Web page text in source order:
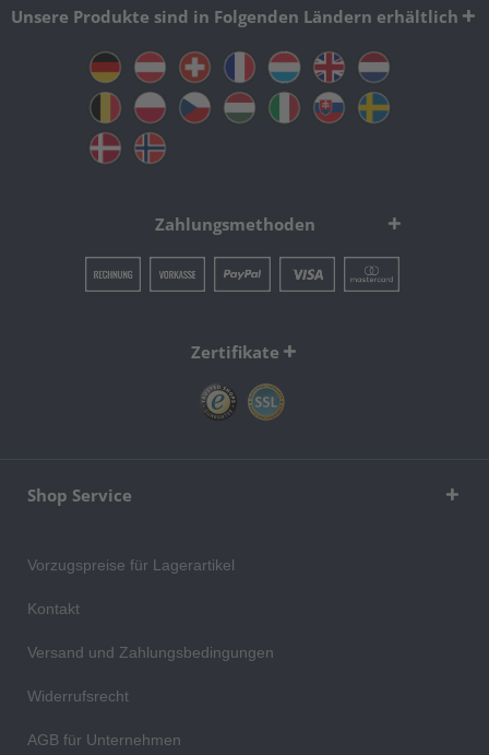
Unsere Produkte sind in Folgenden Ländern erhältlich
Zahlungsmethoden
Zertifikate
Shop Service
Vorzugspreise für Lagerartikel
Kontakt
Versand und Zahlungsbedingungen
Widerrufsrecht
AGB für Unternehmen